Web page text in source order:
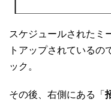
スケジュールされたミ
トアップされているの
ック。
その後、右側にある「